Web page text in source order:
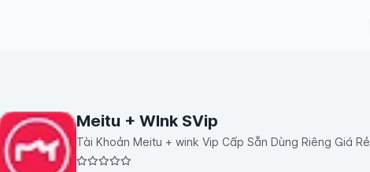
Meitu + WInk SVip
Tài Khoản Meitu + wink Vip Cấp Sẵn Dùng Riêng Giá Rẻ